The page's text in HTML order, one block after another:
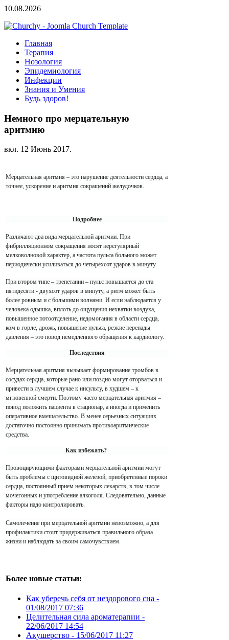
10.08.2026
Главная
Терапия
Нозология
Эпидемиология
Инфекции
Знания и Умения
Будь здоров!
Немного про мерцательную
аритмию
вкл. 12 Июнь 2017.
Мерцательная аритмия – это нарушение деятельности сердца, а
точнее, ускорение и аритмия сокращений желудочков.
Подробнее
Различают два вида мерцательной аритмии. При
фибрилляционном сокращения носят нерегулярный
мелковолновой характер, а частота пульса больного может
периодически усиливаться до четырехсот ударов в минуту.
При втором типе – трепетании – пульс повышается до ста
пятидесяти - двухсот ударов в минуту, а ритм может быть
более ровным и с большими волнами. И если наблюдается у
человека одышка, вплоть до ощущения нехватки воздуха,
повышенное потоотделение, недомогания в области сердца,
ком в горле, дрожь, повышение пульса, резкие перепады
давления – это повод немедленного обращения к кардиологу.
Последствия
Мерцательная аритмия вызывает формирование тромбов в
сосудах сердца, которые рано или поздно могут оторваться и
привести в лучшем случае к инсульту, в худшем – к
мгновенной смерти. Поэтому часто мерцательная аритмия –
повод положить пациента в стационар, а иногда и применить
оперативное вмешательство. В менее серьезных ситуациях
достаточно постоянно принимать противоаритмические
средства.
Как избежать?
Провоцирующими факторами мерцательной аритмии могут
быть проблемы с щитовидной железой, приобретенные пороки
сердца, постоянный прием некоторых лекарств, в том числе
мочегонных и употребление алкоголя. Следовательно, данные
факторы надо контролировать.
Самолечение при мерцательной аритмии невозможно, а для
профилактики стоит придерживаться правильного образа
жизни и наблюдать за своим самочувствием.
Более новые статьи:
Как уберечь себя от нездорового сна -
01/08/2017 07:36
Целительная сила ароматерапии -
22/06/2017 14:54
Акушерство - 15/06/2017 11:27